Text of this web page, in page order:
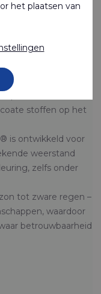
stoffen op het
is ontwikkeld voor
weerstand
zelfs onder
tot zware regen –
waardoor
betrouwbaarheid
het plaatsen van